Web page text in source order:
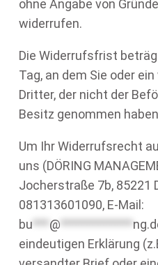
ohne Angabe von
widerrufen.
Die Widerrufsfrist
Tag, an dem Sie oder
Dritter, der nicht der
Besitz genommen
Um Ihr Widerrufsrecht
uns (DÖRING
Jocherstraße 7b, 85221
081313601090, E-Mail:
bu *** @ *************
eindeutigen Erklärung